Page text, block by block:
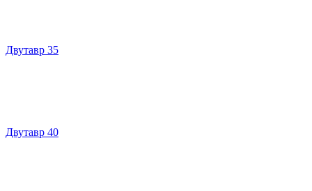
Двутавр 35
Двутавр 40